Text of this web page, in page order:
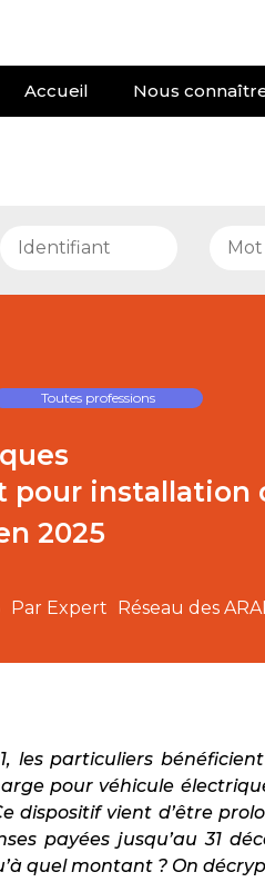
Accueil Nous
Toutes professions
pour installation
2025
Par Expert Réseau des
les particuliers
pour véhicule
dispositif vient d’être
payées jusqu’au 31
quel montant ? On